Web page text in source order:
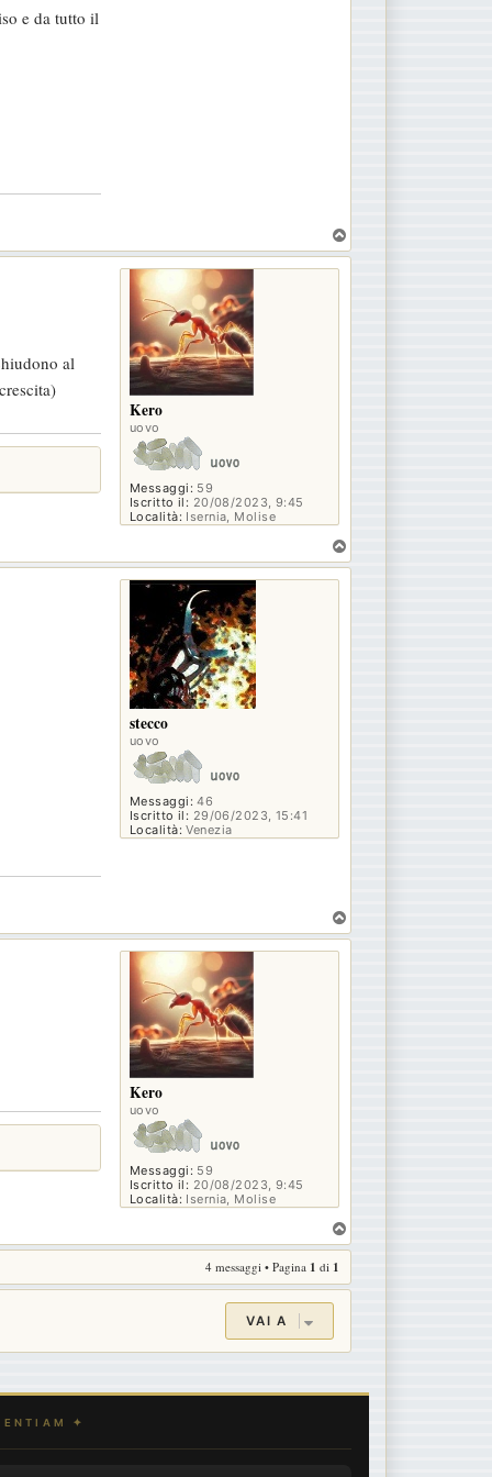
e da tutto il
o
Kero
uovo
Messaggi: 59
Iscritto il: 20/08/2023, 9:45
Località: Isernia, Molise
al
o
stecco
uovo
Messaggi: 46
Iscritto il: 29/06/2023, 15:41
Località: Venezia
o
Kero
uovo
Messaggi: 59
Iscritto il: 20/08/2023, 9:45
Località: Isernia, Molise
o
4 messaggi • Pagina 1 di 1
VAI A